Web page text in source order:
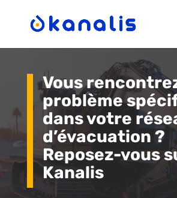
Vous
problème
dans votre
d’évacuation ?
Reposez-vous
Kanalis